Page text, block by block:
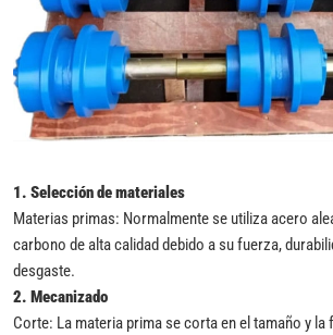
1. Selección de materiales
Materias primas: Normalmente se utiliza acero
carbono de alta calidad debido a su fuerza,
desgaste.
2. Mecanizado
Corte: La materia prima se corta en el tamaño y